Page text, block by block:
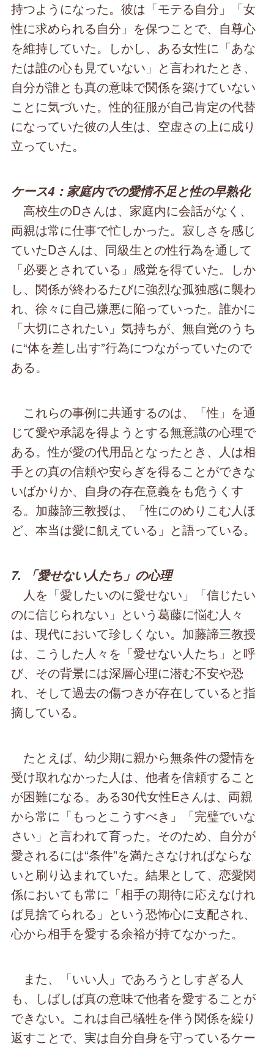
持つようになった。彼は「モテる自分」「女
性に求められる自分」を保つことで、自尊心
を維持していた。しかし、ある女性に「あな
たは誰の心も見ていない」と言われたとき、
自分が誰とも真の意味で関係を築けていない
ことに気づいた。性的征服が自己肯定の代替
になっていた彼の人生は、空虚さの上に成り
立っていた。
ケース4：家庭内での愛情不足と性の早熟化
高校生のDさんは、家庭内に会話がなく、
両親は常に仕事で忙しかった。寂しさを感じ
ていたDさんは、同級生との性行為を通して
「必要とされている」感覚を得ていた。しか
し、関係が終わるたびに強烈な孤独感に襲わ
れ、徐々に自己嫌悪に陥っていった。誰かに
「大切にされたい」気持ちが、無自覚のうち
に“体を差し出す”行為につながっていたので
ある。
これらの事例に共通するのは、「性」を通
じて愛や承認を得ようとする無意識の心理で
ある。性が愛の代用品となったとき、人は相
手との真の信頼や安らぎを得ることができな
いばかりか、自身の存在意義をも危うくす
る。加藤諦三教授は、「性にのめりこむ人ほ
ど、本当は愛に飢えている」と語っている。
7. 「愛せない人たち」の心理
人を「愛したいのに愛せない」「信じたい
のに信じられない」という葛藤に悩む人々
は、現代において珍しくない。加藤諦三教授
は、こうした人々を「愛せない人たち」と呼
び、その背景には深層心理に潜む不安や恐
れ、そして過去の傷つきが存在していると指
摘している。
たとえば、幼少期に親から無条件の愛情を
受け取れなかった人は、他者を信頼すること
が困難になる。ある30代女性Eさんは、両親
から常に「もっとこうすべき」「完璧でいな
さい」と言われて育った。そのため、自分が
愛されるには“条件”を満たさなければならな
いと刷り込まれていた。結果として、恋愛関
係においても常に「相手の期待に応えなけれ
ば見捨てられる」という恐怖心に支配され、
心から相手を愛する余裕が持てなかった。
また、「いい人」であろうとしすぎる人
も、しばしば真の意味で他者を愛することが
できない。これは自己犠牲を伴う関係を繰り
返すことで、実は自分自身を守っているケー